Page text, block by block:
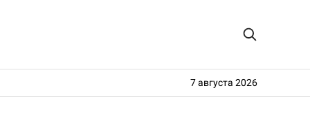
7 августа 2026